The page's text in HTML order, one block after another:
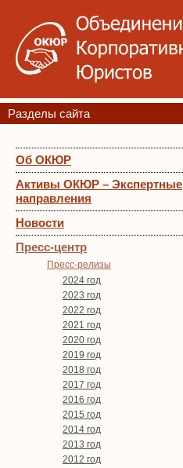
Разделы сайта
Об ОКЮР
Активы ОКЮР – Экспертные
направления
Новости
Пресс-центр
Пресс-релизы
2024 год
2023 год
2022 год
2021 год
2020 год
2019 год
2018 год
2017 год
2016 год
2015 год
2014 год
2013 год
2012 год